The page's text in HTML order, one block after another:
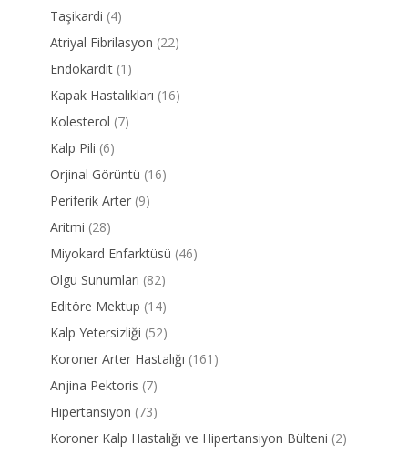
Taşikardi (4)
Atriyal Fibrilasyon (22)
Endokardit (1)
Kapak Hastalıkları (16)
Kolesterol (7)
Kalp Pili (6)
Orjinal Görüntü (16)
Periferik Arter (9)
Aritmi (28)
Miyokard Enfarktüsü (46)
Olgu Sunumları (82)
Editöre Mektup (14)
Kalp Yetersizliği (52)
Koroner Arter Hastalığı (161)
Anjina Pektoris (7)
Hipertansiyon (73)
Koroner Kalp Hastalığı ve Hipertansiyon Bülteni (2)